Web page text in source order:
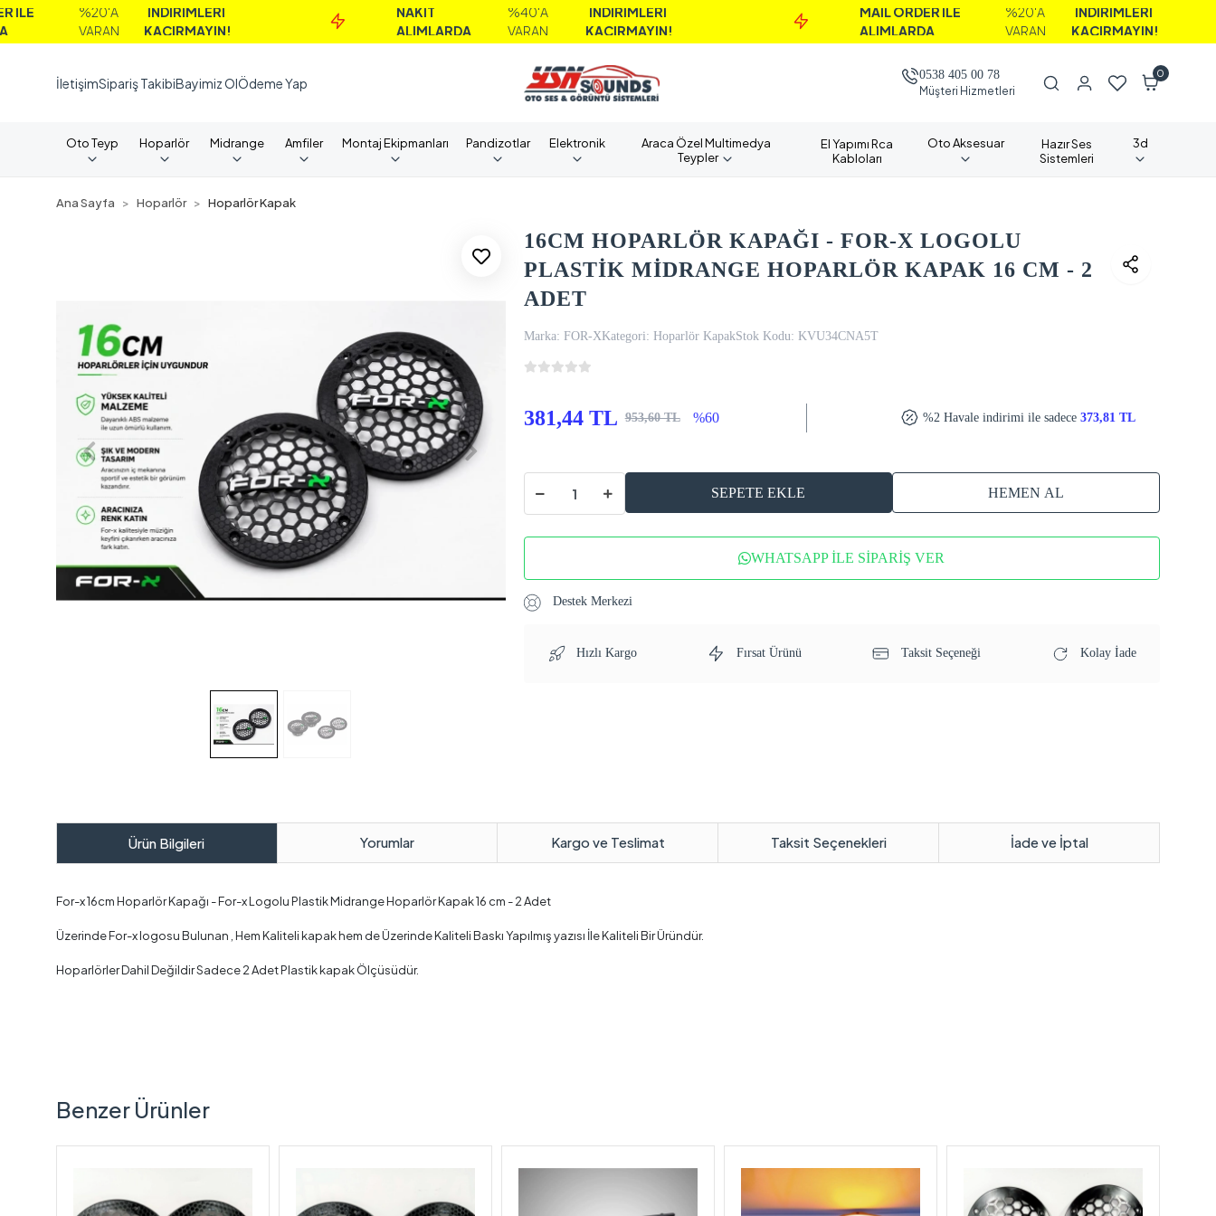
%20'A
İNDİRİMLERİ
KAÇIRMAYIN!
NAKİT
ALIMLARDA
VARAN
İNDİRİMLERİ
KAÇIRMAYIN!
MAİL ORDER İLE
ALIMLARDA
%20'A
İNDİRİMLERİ
KAÇIRMAYIN!
İletişimSipariş TakibiBayimiz OlÖdeme Yap
0538 405 00 78
Müşteri Hizmetleri
0
Oto Teyp Hoparlör Midrange Amfiler Montaj Ekipmanları Pandizotlar Elektronik
Araca Özel Multimedya
Teypler
El Yapımı Rca
Kabloları
Oto Aksesuar
Hazır Ses
Sistemleri
3d
Ana Sayfa Hoparlör Hoparlör Kapak
16CM HOPARLÖR KAPAĞI - FOR-X LOGOLU
PLASTİK MİDRANGE HOPARLÖR KAPAK 16 CM - 2
ADET
Marka: FOR-XKategori: Hoparlör KapakStok Kodu: KVU34CNA5T
381,44 TL 953,60 TL %60 %2 Havale indirimi ile sadece373,81 TL
SEPETE EKLE HEMEN AL
WHATSAPP İLE SİPARİŞ VER
Destek Merkezi
Hızlı Kargo Fırsat Ürünü Taksit Seçeneği Kolay İade
Ürün Bilgileri Yorumlar Kargo ve Teslimat Taksit Seçenekleri İade ve İptal
For-x 16cm Hoparlör Kapağı - For-x Logolu Plastik Midrange Hoparlör Kapak 16 cm - 2 Adet
Üzerinde For-x logosu Bulunan , Hem Kaliteli kapak hem de Üzerinde Kaliteli Baskı Yapılmış yazısı İle Kaliteli Bir Üründür.
Hoparlörler Dahil Değildir Sadece 2 Adet Plastik kapak Ölçüsüdür.
Benzer Ürünler